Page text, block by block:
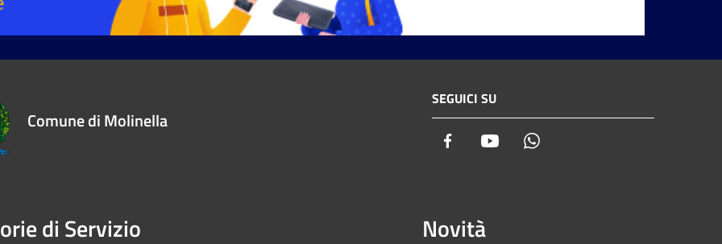
Comune di Molinella
SEGUICI SU
Facebook Youtube
di Servizio Novità